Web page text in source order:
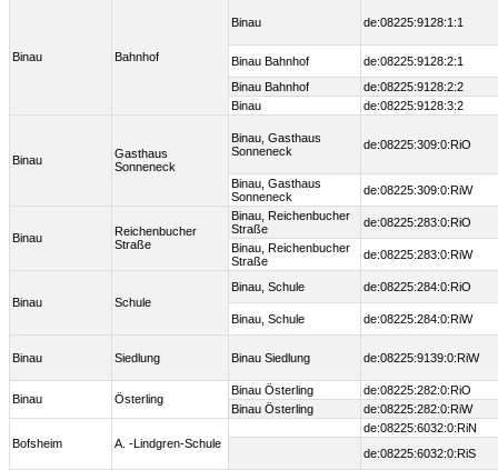
Binau Bahnhof
Binau de:08225:9128:1:1
Binau Bahnhof
de:08225:9128:2:1
Binau Bahnhof
de:08225:9128:2:2
Binau
de:08225:9128:3:2
Binau
Gasthaus
Sonneneck
Binau, Gasthaus
Sonneneck
de:08225:309:0:RiO
Binau, Gasthaus
Sonneneck
de:08225:309:0:RiW
Binau
Reichenbucher
Straße
Binau, Reichenbucher
Straße
de:08225:283:0:RiO
Binau, Reichenbucher
Straße
de:08225:283:0:RiW
Binau Schule
Binau, Schule de:08225:284:0:RiO
Binau, Schule de:08225:284:0:RiW
Binau Siedlung Binau Siedlung de:08225:9139:0:RiW
Binau Österling
Binau Österling
de:08225:282:0:RiO
Binau Österling
de:08225:282:0:RiW
Bofsheim A. -Lindgren-Schule
de:08225:6032:0:RiN
de:08225:6032:0:RiS